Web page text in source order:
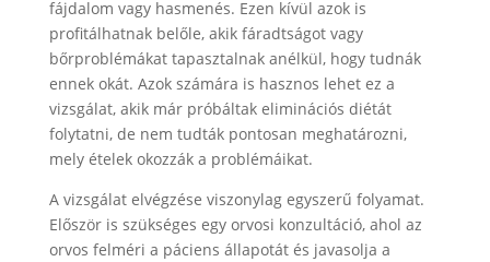
fájdalom vagy hasmenés. Ezen kívül azok is
profitálhatnak belőle, akik fáradtságot vagy
bőrproblémákat tapasztalnak anélkül, hogy tudnák
ennek okát. Azok számára is hasznos lehet ez a
vizsgálat, akik már próbáltak eliminációs diétát
folytatni, de nem tudták pontosan meghatározni,
mely ételek okozzák a problémáikat.
A vizsgálat elvégzése viszonylag egyszerű folyamat.
Először is szükséges egy orvosi konzultáció, ahol az
orvos felméri a páciens állapotát és javasolja a